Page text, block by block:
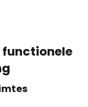
functionele